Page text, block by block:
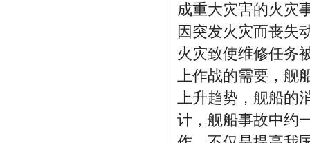
成重大灾害的火灾
因突发火灾而丧失
火灾致使维修任务
上作战的需要，舰
上升趋势，舰船的
计，舰船事故中约